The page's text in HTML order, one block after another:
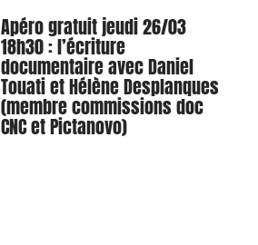
Apéro gratuit jeudi 26/03
18h30 : l’écriture
documentaire avec Daniel
Touati et Hélène Desplanques
(membre commissions doc
CNC et Pictanovo)